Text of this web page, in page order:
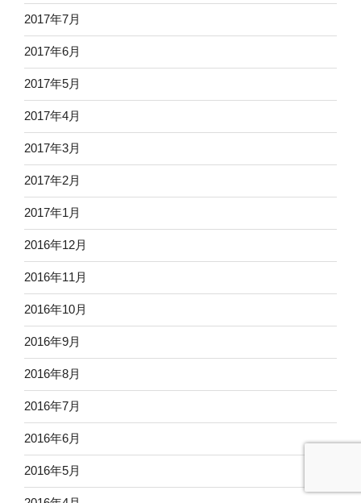
2017年7月
2017年6月
2017年5月
2017年4月
2017年3月
2017年2月
2017年1月
2016年12月
2016年11月
2016年10月
2016年9月
2016年8月
2016年7月
2016年6月
2016年5月